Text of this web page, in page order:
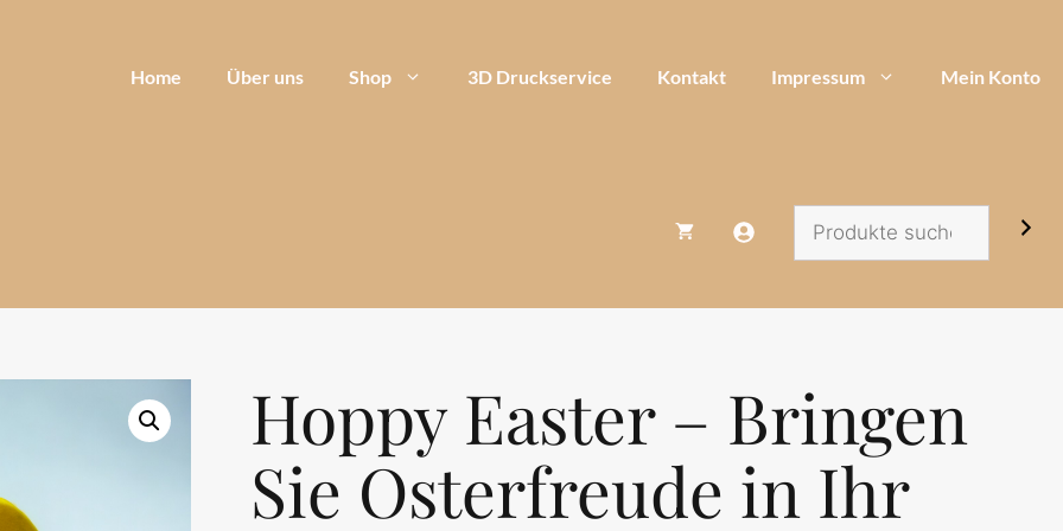
Home Über uns Shop 3D Druckservice Kontakt Impressum Mein Konto
Hoppy Easter – Bringen
Sie Osterfreude in Ihr
Sie
Gelb